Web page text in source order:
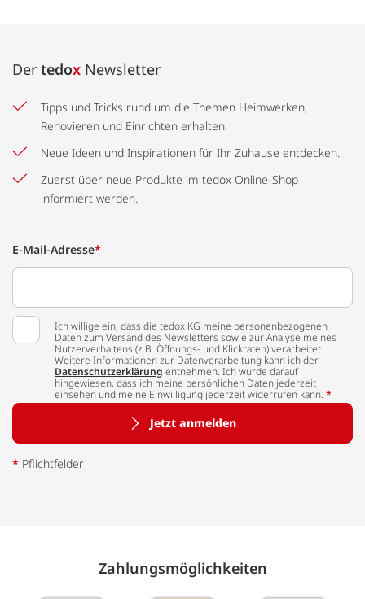
Der tedox Newsletter
Tipps und Tricks rund um die Themen Heimwerken,
Renovieren und Einrichten erhalten.
Neue Ideen und Inspirationen für Ihr Zuhause entdecken.
Zuerst über neue Produkte im tedox Online-Shop
informiert werden.
E-Mail-Adresse*
Ich willige ein, dass die tedox KG meine personenbezogenen
Daten zum Versand des Newsletters sowie zur Analyse meines
Nutzerverhaltens (z.B. Öffnungs- und Klickraten) verarbeitet.
Weitere Informationen zur Datenverarbeitung kann ich der
Datenschutzerklärung entnehmen. Ich wurde darauf
hingewiesen, dass ich meine persönlichen Daten jederzeit
einsehen und meine Einwilligung jederzeit widerrufen kann. *
Jetzt anmelden
* Pflichtfelder
Zahlungs­möglich­keiten